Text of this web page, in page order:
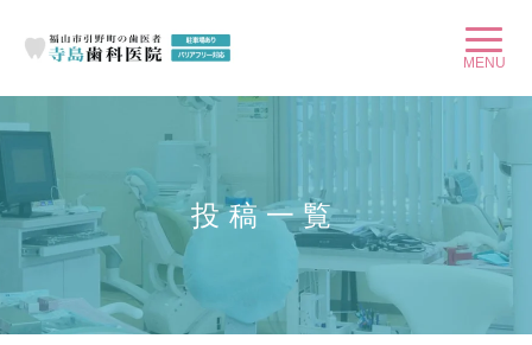
投稿一覧